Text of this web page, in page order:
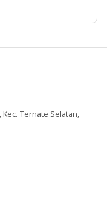
Kec. Ternate Selatan,